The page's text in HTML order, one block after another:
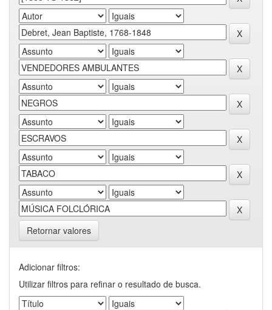
Retornar valores
Adicionar filtros:
Utilizar filtros para refinar o resultado de busca.